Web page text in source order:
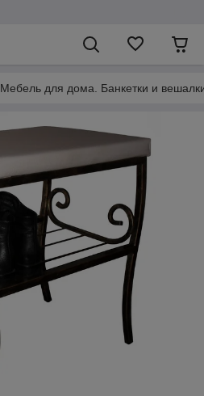
Мебель для дома. Банкетки и